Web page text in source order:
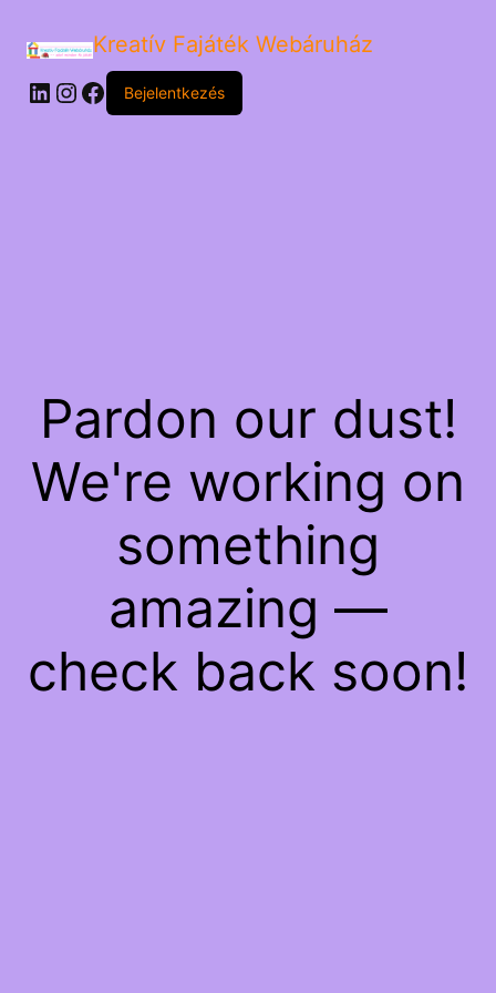
Kreatív Fajáték Webáruház
LinkedIn
Instagram
Facebook
Bejelentkezés
Pardon our dust!
We're working on
something
amazing —
check back soon!